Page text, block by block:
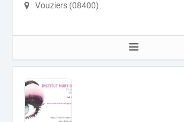
Vouziers (08400)